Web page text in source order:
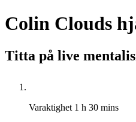
Colin Clouds
Titta på live
Varaktighet 1 h 30 mins